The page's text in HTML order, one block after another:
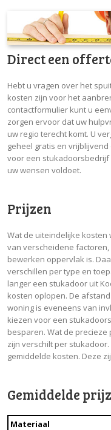
Direct een
Hebt u vragen over het
kosten zijn voor het
contactformulier kunt u
zorgen ervoor dat uw
uw regio terecht komt. U
geheel gratis en
voor een stukadoorsbedrijf
uw wensen voldoet.
Prijzen
Wat de uiteindelijke
van verscheidene
bewerken oppervlak is.
verschillen per type en
langer een stukadoor uit
kosten oplopen. De
woning is eveneens van
kiezen voor een
besparen. Wat de
zijn verschilt per
gemiddelde kosten. Deze
Gemiddelde
Materiaal